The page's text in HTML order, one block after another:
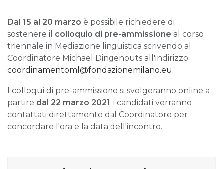
Dal 15 al 20 marzo è possibile richiedere di
sostenere il colloquio di pre-ammissione al corso
triennale in Mediazione linguistica scrivendo al
Coordinatore Michael Dingenouts all'indirizzo
coordinamentoml@fondazionemilano.eu.
I colloqui di pre-ammissione si svolgeranno online a
partire dal 22 marzo 2021: i candidati verranno
contattati direttamente dal Coordinatore per
concordare l'ora e la data dell'incontro.